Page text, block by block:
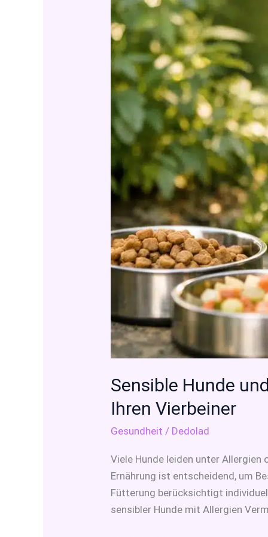
Sensible Hunde
Ihren Vierbeiner
Gesundheit / Dedolad
Viele Hunde leiden unter
Ernährung ist entscheidend, um
Fütterung berücksichtigt
sensibler Hunde mit Allergien